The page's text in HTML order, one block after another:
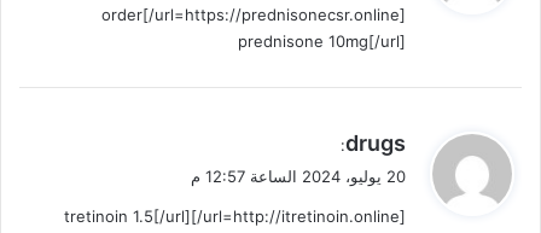
ل
[url=https://prednisonecsr.online/]order
prednisone 10mg[/url]
ي
ق
ل
drugs
:
20 يوليو، 2024 الساعة 12:57 م
[url=http://itretinoin.online/]tretinoin 1.5[/url]